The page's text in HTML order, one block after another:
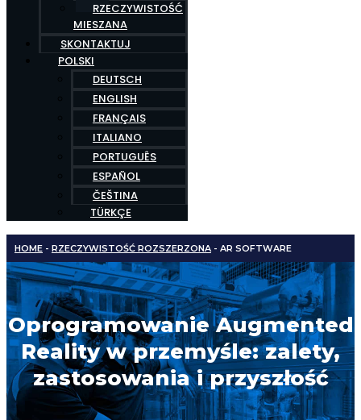
RZECZYWISTOŚĆ
MIESZANA
SKONTAKTUJ
POLSKI
DEUTSCH
ENGLISH
FRANÇAIS
ITALIANO
PORTUGUÊS
ESPAÑOL
ČEŠTINA
TÜRKÇE
HOME - RZECZYWISTOŚĆ ROZSZERZONA - AR SOFTWARE
Oprogramowanie Augmented
Reality w przemyśle: zalety,
zastosowania i przyszłość